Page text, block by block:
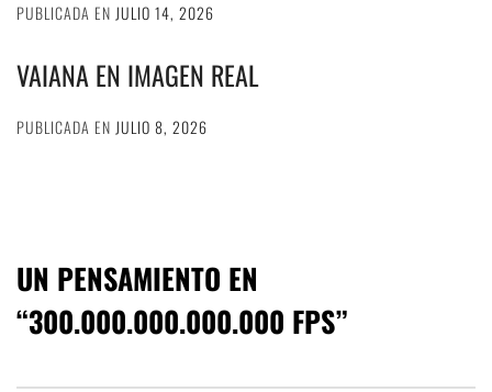
PUBLICADA EN JULIO 14, 2026
VAIANA EN IMAGEN REAL
PUBLICADA EN JULIO 8, 2026
UN PENSAMIENTO EN
“300.000.000.000.000 FPS”